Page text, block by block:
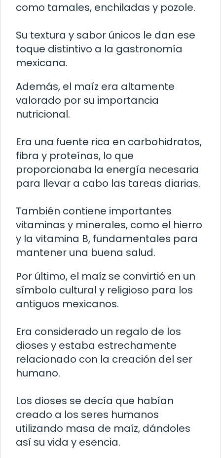
como tamales, enchiladas y pozole.
Su textura y sabor únicos le dan ese
toque distintivo a la gastronomía
mexicana.
Además, el maíz era altamente
valorado por su importancia
nutricional.
Era una fuente rica en carbohidratos,
fibra y proteínas, lo que
proporcionaba la energía necesaria
para llevar a cabo las tareas diarias.
También contiene importantes
vitaminas y minerales, como el hierro
y la vitamina B, fundamentales para
mantener una buena salud.
Por último, el maíz se convirtió en un
símbolo cultural y religioso para los
antiguos mexicanos.
Era considerado un regalo de los
dioses y estaba estrechamente
relacionado con la creación del ser
humano.
Los dioses se decía que habían
creado a los seres humanos
utilizando masa de maíz, dándoles
así su vida y esencia.